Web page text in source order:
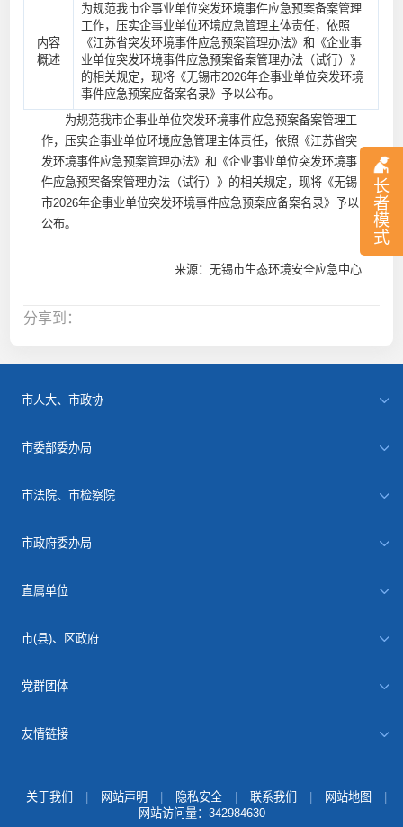
长
者
模
式
内容
概述
为规范我市企事业单位突发环境事件应急预案备案管理
工作，压实企事业单位环境应急管理主体责任，依照
《江苏省突发环境事件应急预案管理办法》和《企业事
业单位突发环境事件应急预案备案管理办法（试行）》
的相关规定，现将《无锡市2026年企事业单位突发环境
事件应急预案应备案名录》予以公布。
为规范我市企事业单位突发环境事件应急预案备案管理工
作，压实企事业单位环境应急管理主体责任，依照《江苏省突
发环境事件应急预案管理办法》和《企业事业单位突发环境事
件应急预案备案管理办法（试行）》的相关规定，现将《无锡
市2026年企事业单位突发环境事件应急预案应备案名录》予以
公布。
来源：无锡市生态环境安全应急中心
分享到：
市人大、市政协
市委部委办局
市法院、市检察院
市政府委办局
直属单位
市(县)、区政府
党群团体
友情链接
关于我们 网站声明 隐私安全 联系我们 网站地图
网站访问量： 342984630